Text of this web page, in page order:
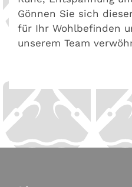
Gönnen Sie sich
für Ihr Wohlbefinden
unserem Team